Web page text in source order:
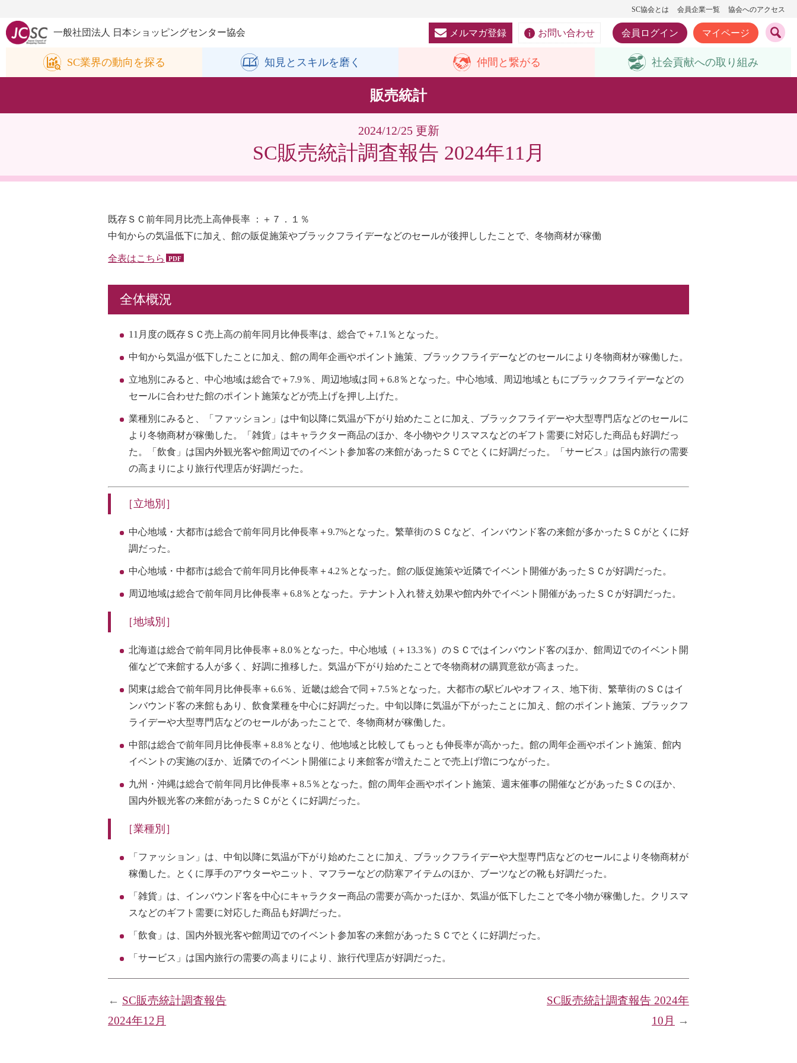
SC協会とは 会員企業一覧 協会へのアクセス
一般社団法人 日本ショッピングセンター協会 メルマガ登録 お問い合わせ 会員ログイン マイページ
SC業界の動向を探る 知見と スキルを磨く 仲間と 繋がる 社会貢献への取り組み
販売統計
2024/12/25 更新
SC販売統計調査報告 2024年11月
既存ＳＣ前年同月比売上高伸長率 ：＋７．１％
中旬からの気温低下に加え、館の販促施策やブラックフライデーなどのセールが後押ししたことで、冬物商材が稼働
全表はこちら
全体概況
11月度の既存ＳＣ売上高の前年同月比伸長率は、総合で＋7.1％となった。
中旬から気温が低下したことに加え、館の周年企画やポイント施策、ブラックフライデーなどのセールにより冬物商材が稼働した。
立地別にみると、中心地域は総合で＋7.9％、周辺地域は同＋6.8％となった。中心地域、周辺地域ともにブラックフライデーなどの
セールに合わせた館のポイント施策などが売上げを押し上げた。
業種別にみると、「ファッション」は中旬以降に気温が下がり始めたことに加え、ブラックフライデーや大型専門店などのセールに
より冬物商材が稼働した。「雑貨」はキャラクター商品のほか、冬小物やクリスマスなどのギフト需要に対応した商品も好調だっ
た。「飲食」は国内外観光客や館周辺でのイベント参加客の来館があったＳＣでとくに好調だった。「サービス」は国内旅行の需要
の高まりにより旅行代理店が好調だった。
［立地別］
中心地域・大都市は総合で前年同月比伸長率＋9.7%となった。繁華街のＳＣなど、インバウンド客の来館が多かったＳＣがとくに好
調だった。
中心地域・中都市は総合で前年同月比伸長率＋4.2％となった。館の販促施策や近隣でイベント開催があったＳＣが好調だった。
周辺地域は総合で前年同月比伸長率＋6.8％となった。テナント入れ替え効果や館内外でイベント開催があったＳＣが好調だった。
［地域別］
北海道は総合で前年同月比伸長率＋8.0％となった。中心地域（＋13.3％）のＳＣではインバウンド客のほか、館周辺でのイベント開
催などで来館する人が多く、好調に推移した。気温が下がり始めたことで冬物商材の購買意欲が高まった。
関東は総合で前年同月比伸長率＋6.6％、近畿は総合で同＋7.5％となった。大都市の駅ビルやオフィス、地下街、繁華街のＳＣはイ
ンバウンド客の来館もあり、飲食業種を中心に好調だった。中旬以降に気温が下がったことに加え、館のポイント施策、ブラックフ
ライデーや大型専門店などのセールがあったことで、冬物商材が稼働した。
中部は総合で前年同月比伸長率＋8.8％となり、他地域と比較してもっとも伸長率が高かった。館の周年企画やポイント施策、館内
イベントの実施のほか、近隣でのイベント開催により来館客が増えたことで売上げ増につながった。
九州・沖縄は総合で前年同月比伸長率＋8.5％となった。館の周年企画やポイント施策、週末催事の開催などがあったＳＣのほか、
国内外観光客の来館があったＳＣがとくに好調だった。
［業種別］
「ファッション」は、中旬以降に気温が下がり始めたことに加え、ブラックフライデーや大型専門店などのセールにより冬物商材が
稼働した。とくに厚手のアウターやニット、マフラーなどの防寒アイテムのほか、ブーツなどの靴も好調だった。
「雑貨」は、インバウンド客を中心にキャラクター商品の需要が高かったほか、気温が低下したことで冬小物が稼働した。クリスマ
スなどのギフト需要に対応した商品も好調だった。
「飲食」は、国内外観光客や館周辺でのイベント参加客の来館があったＳＣでとくに好調だった。
「サービス」は国内旅行の需要の高まりにより、旅行代理店が好調だった。
SC販売統計調査報告 2024年
10月
→
← SC販売統計調査報告
2024年12月